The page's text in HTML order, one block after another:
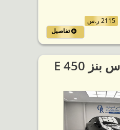
2115 ر.س
تفاصيل
2020 مرسيدس بنز E 450